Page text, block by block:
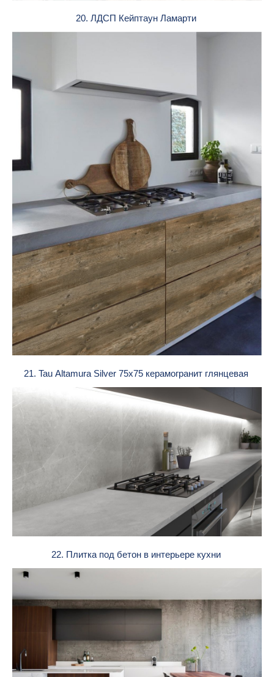
20. ЛДСП Кейптаун Ламарти
21. Tau Altamura Silver 75x75 керамогранит глянцевая
22. Плитка под бетон в интерьере кухни